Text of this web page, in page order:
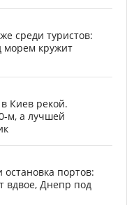
среди туристов:
морем кружит
Киев рекой.
м, а лучшей
портов:
вдвое, Днепр под